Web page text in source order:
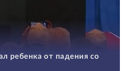
ребенка от падения со